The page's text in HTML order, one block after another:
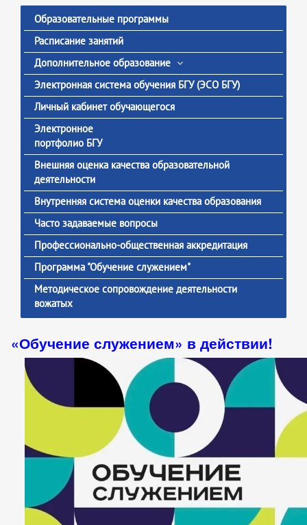
Образовательные программы
Расписание занятий
Дополнительное образование
Электронная система обучения БГУ (ЭСО БГУ)
Личный кабинет обучающегося
Электронное
портфолио БГУ
Внешняя оценка качества образовательной
деятельности
Внутренняя система оценки качества образования
Часто задаваемые вопросы
Профессионально-общественная аккредитация
Программа "Обучение служением"
Методическое сопровождение деятельности
вожатых
«Обучение служением» в действии!